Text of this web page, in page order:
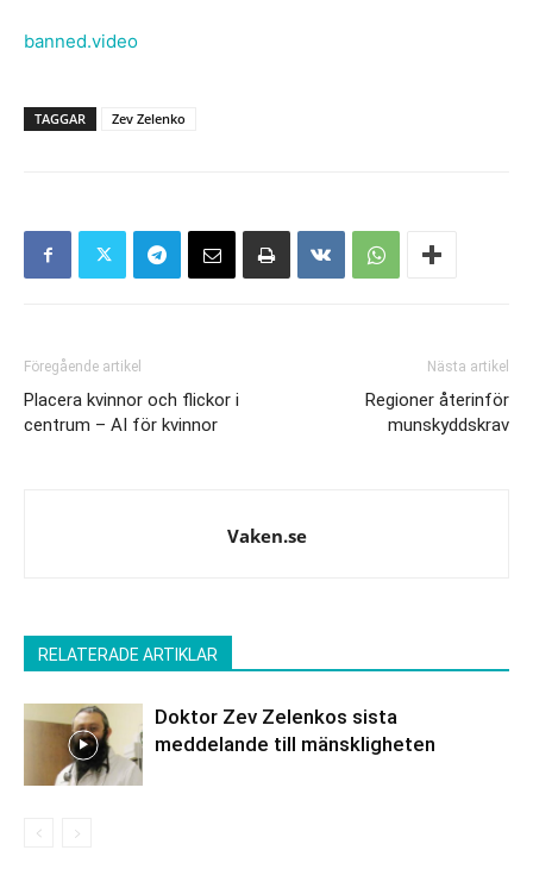
banned.video
TAGGAR Zev Zelenko
Föregående artikel
Placera kvinnor och flickor i
centrum – AI för kvinnor
Nästa artikel
Regioner återinför
munskyddskrav
Vaken.se
RELATERADE ARTIKLAR
Doktor Zev Zelenkos sista
meddelande till mänskligheten